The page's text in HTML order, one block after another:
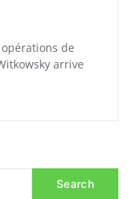
opérations de
arrive
Search